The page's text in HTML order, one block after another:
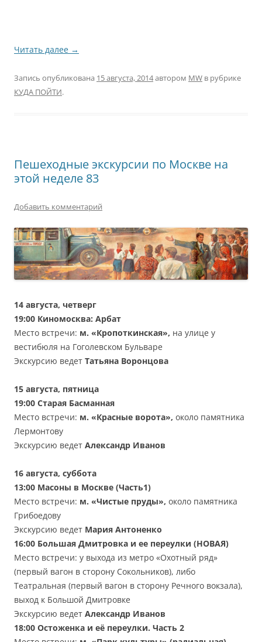
Читать далее →
Запись опубликована 15 августа, 2014автором MW в рубрике
КУДА ПОЙТИ.
Пешеходные экскурсии по Москве на
этой неделе 83
Добавить комментарий
14 августа, четверг
19:00 Киномосква: Арбат
Место встречи: м. «Кропоткинская», на улице у
вестибюля на Гоголевском Бульваре
Экскурсию ведет Татьяна Воронцова
15 августа, пятница
19:00 Старая Басманная
Место встречи: м. «Красные ворота», около памятника
Лермонтову
Экскурсию ведет Александр Иванов
16 августа, суббота
13:00 Масоны в Москве (Часть1)
Место встречи: м. «Чистые пруды», около памятника
Грибоедову
Экскурсию ведет Мария Антоненко
16:00 Большая Дмитровка и ее переулки (НОВАЯ)
Место встречи: у выхода из метро «Охотный ряд»
(первый вагон в сторону Сокольников), либо
Театральная (первый вагон в сторону Речного вокзала),
выход к Большой Дмитровке
Экскурсию ведет Александр Иванов
18:00 Остоженка и её переулки. Часть 2